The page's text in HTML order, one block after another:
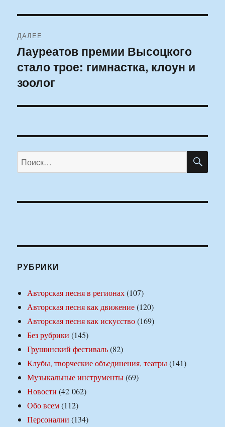
ДАЛЕЕ
Следующая
запись:
Лауреатов премии Высоцкого
стало трое: гимнастка, клоун и
зоолог
Искать:
РУБРИКИ
Авторская песня в регионах(107)
Авторская песня как движение(120)
Авторская песня как искусство(169)
Без рубрики (145)
Грушинский фестиваль(82)
Клубы, творческие объединения, театры(141)
Музыкальные инструменты(69)
Новости (42 062)
Обо всем(112)
Персоналии (134)